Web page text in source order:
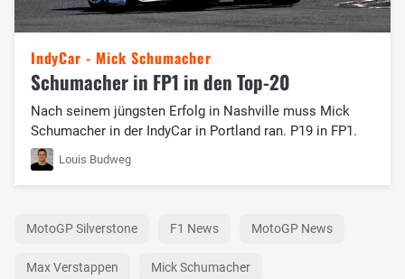
IndyCar - Mick Schumacher
Schumacher in FP1 in den Top-20
Nach seinem jüngsten Erfolg in Nashville muss Mick
Schumacher in der IndyCar in Portland ran. P19 in FP1.
Louis Budweg
MotoGP Silverstone F1 News MotoGP News
Max Verstappen Mick Schumacher